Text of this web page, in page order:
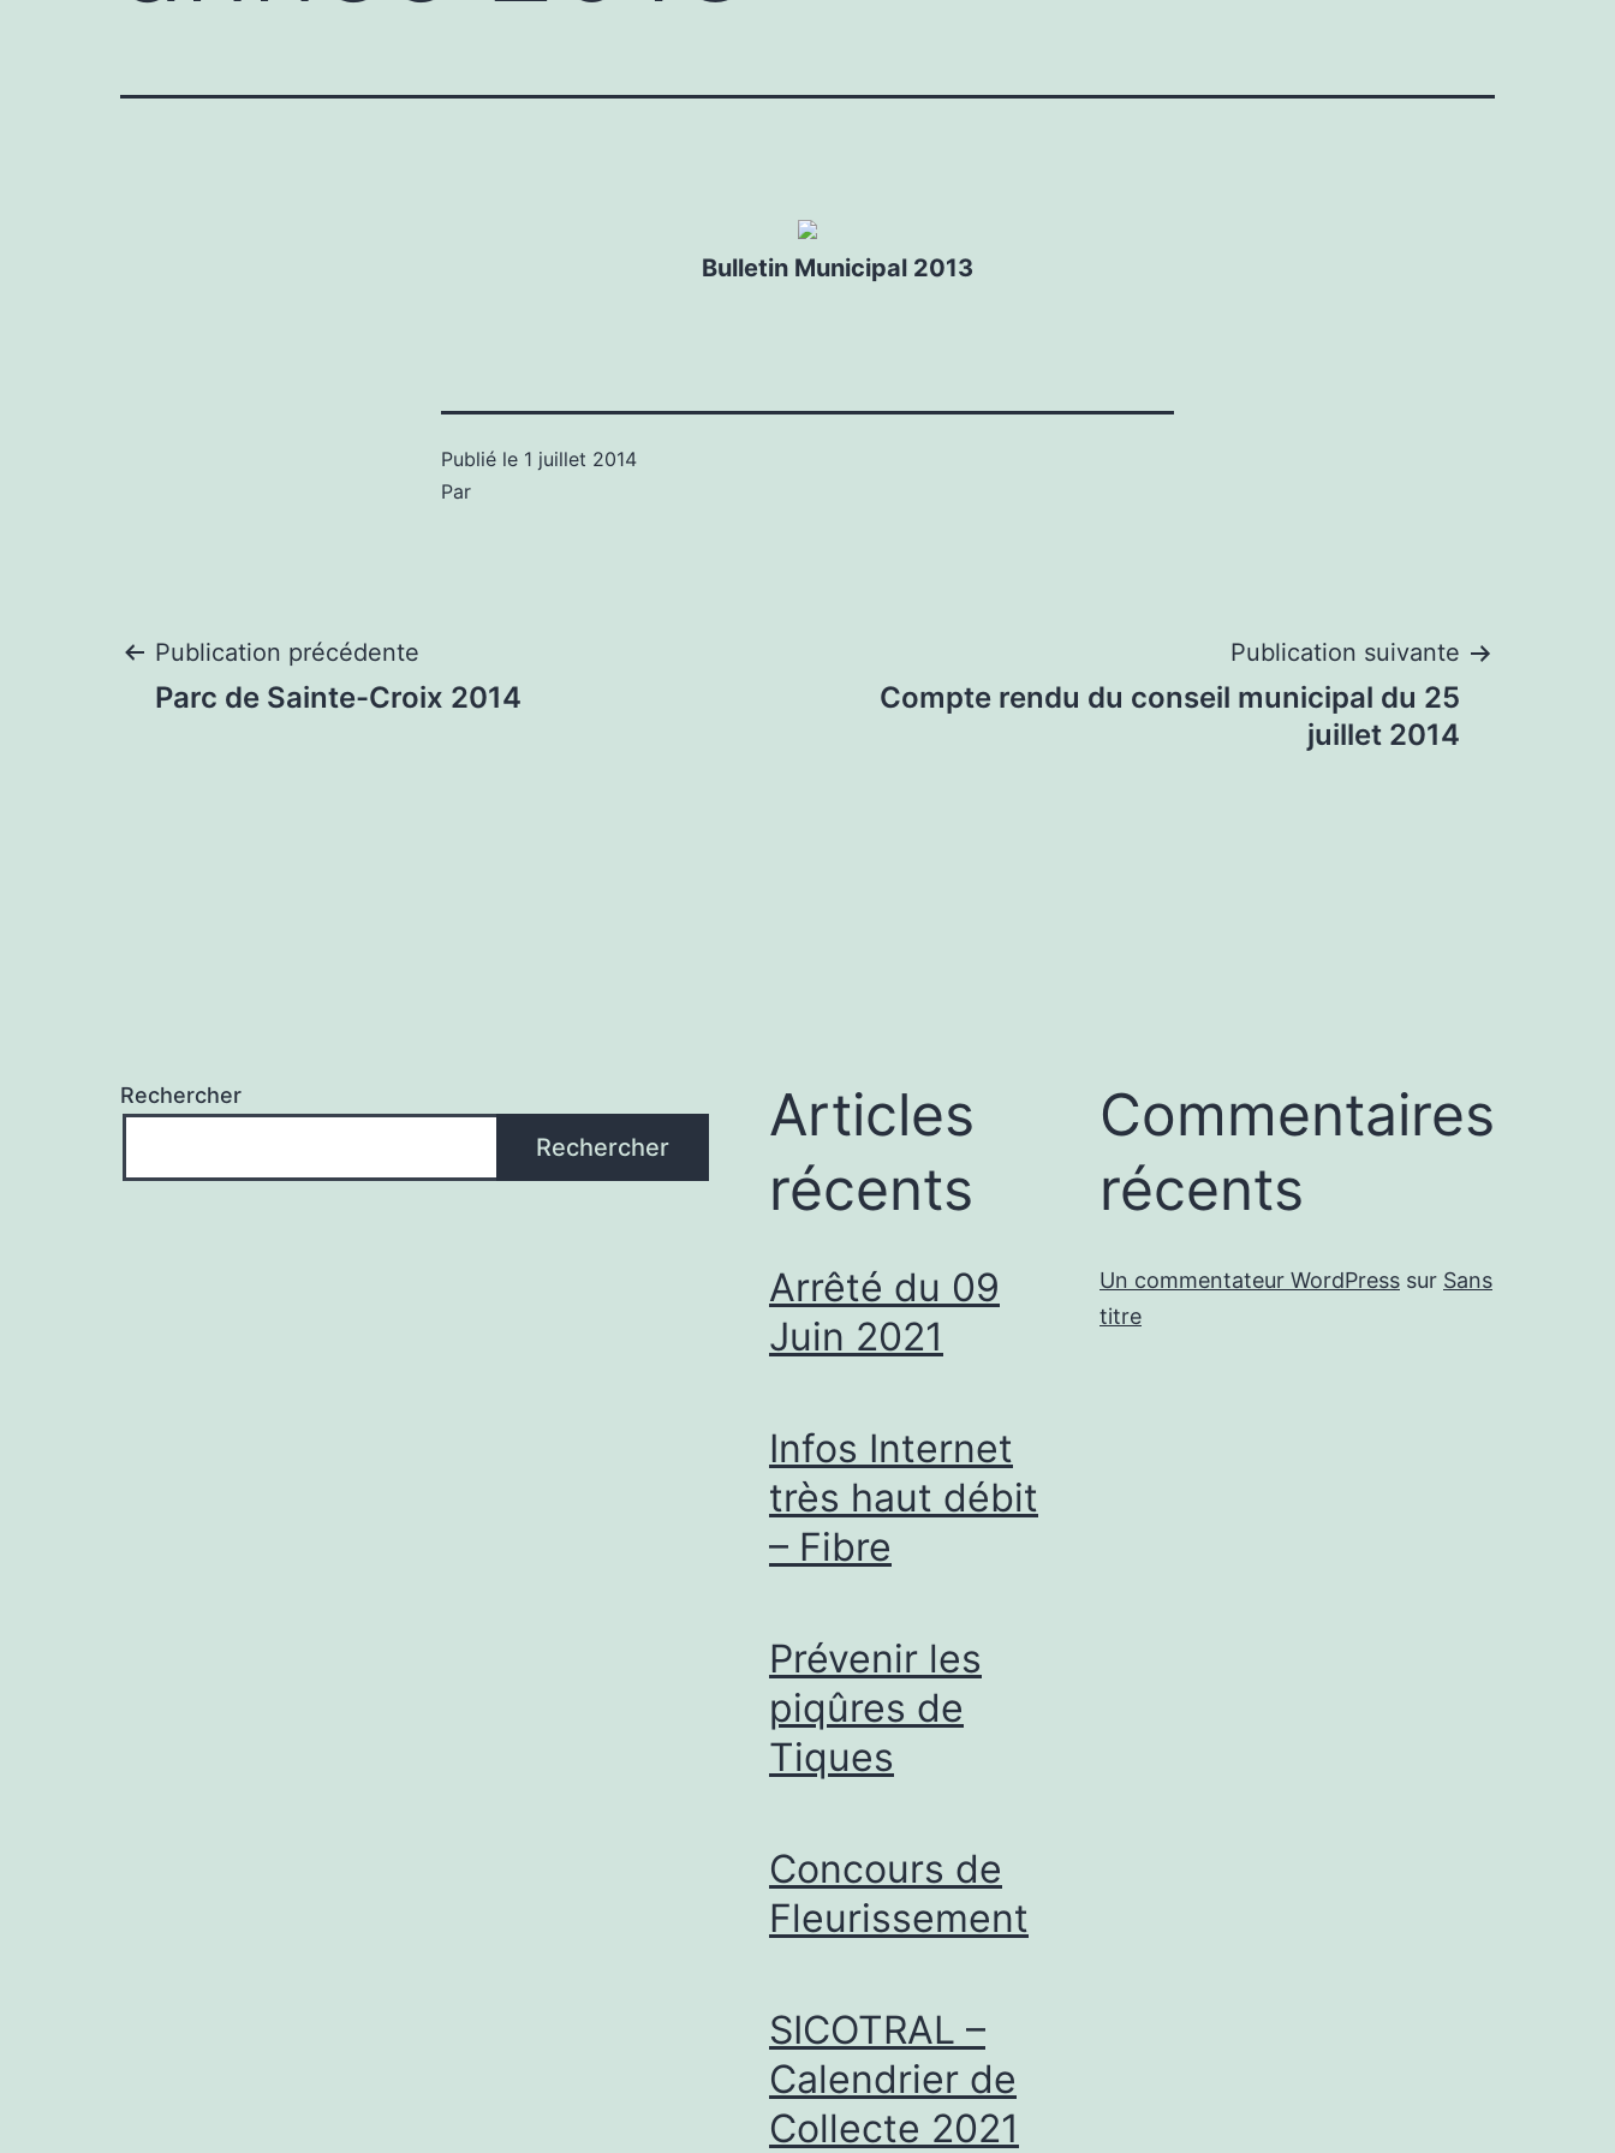
Bulletin Municipal 2013
Publié le 1 juillet 2014
Par
Navigation
Publication précédente
Parc de Sainte-Croix 2014
Publication suivante
Compte rendu du conseil municipal du 25
juillet 2014
Rechercher
Rechercher
Articles
récents
Arrêté du 09
Juin 2021
Infos Internet
très haut débit
– Fibre
Prévenir les
piqûres de
Tiques
Concours de
Fleurissement
SICOTRAL –
Calendrier de
Collecte 2021
Commentaires
récents
Un commentateur WordPress sur Sans
titre